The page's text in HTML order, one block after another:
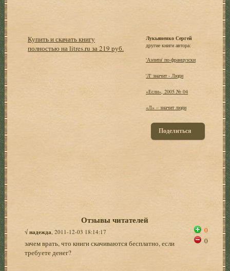
Купить и скачать книгу
полностью на litres.ru за 219 руб.
Лукьяненко Сергей
другие книги автора:
'Аэлита' по-французски
'Л' значит - Люди
«Если», 2005 № 04
«Л» – значит люди
Поделиться
Отзывы читателей
√надежда , 2011-12-03 18:14:17
зачем врать, что книги скачиваются бесплатно, если
требуете денег?
0
0